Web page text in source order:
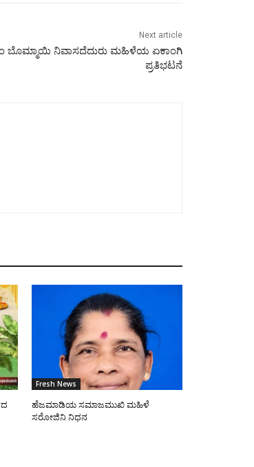
Next article
ಬೊಮ್ಮಾಯಿ ನಿವಾಸದೆದುರು ಮಹಿಳೆಯ ಏಕಾಂಗಿ
ಪ್ರತಿಭಟನೆ
Fresh News
ಹೆಜಮಾಡಿಯ ಸಮಾಜಮುಖಿ ಮಹಿಳೆ
ಸರೋಜಿನಿ ನಿಧನ